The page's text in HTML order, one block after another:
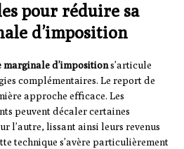
pour réduire sa
d’imposition
marginale d’impositions’articule
complémentaires. Le report de
approche efficace. Les
peuvent décaler certaines
l’autre, lissant ainsi leurs revenus
technique s’avère particulièrement